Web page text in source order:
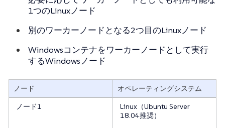
1つのLinuxノード
別のワーカーノードとなる2つ目のLinuxノード
Windowsコンテナをワーカーノードとして実行
するWindowsノード
ノード
オペレーティングシステム
ノード1
Linux（Ubuntu Server
18.04推奨）